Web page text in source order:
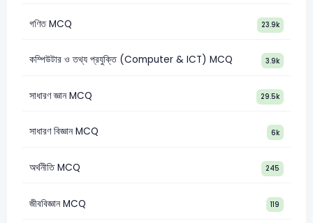
গণিত MCQ 23.9k
কম্পিউটার ও তথ্য প্রযুক্তি (Computer & ICT) MCQ 3.9k
সাধারণ জ্ঞান MCQ 29.5k
সাধারণ বিজ্ঞান MCQ 6k
অর্থনীতি MCQ 245
জীববিজ্ঞান MCQ 119